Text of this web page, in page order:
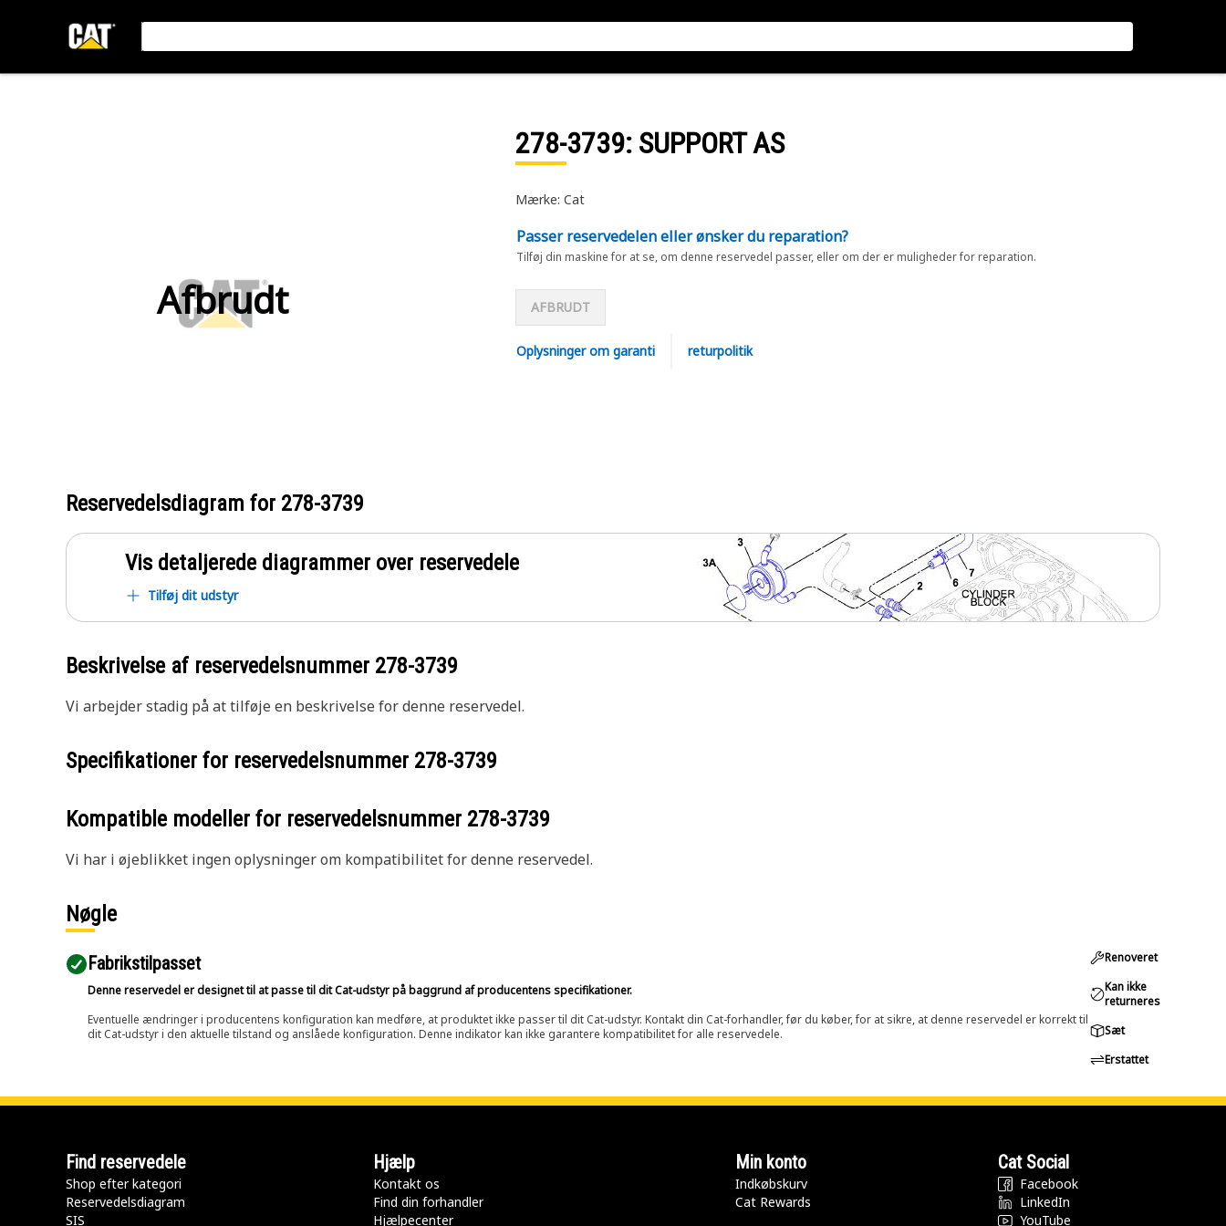
Afbrudt
278-3739: SUPPORT AS
Mærke: Cat
Passer reservedelen eller ønsker du reparation?
Tilføj din maskine for at se, om denne reservedel passer, eller om der er muligheder for reparation.
AFBRUDT
Oplysninger om garanti returpolitik
Reservedelsdiagram for 278-3739
Vis detaljerede diagrammer over reservedele
Tilføj dit udstyr
Beskrivelse af reservedelsnummer 278-3739
Vi arbejder stadig på at tilføje en beskrivelse for denne reservedel.
Specifikationer for reservedelsnummer 278-3739
Kompatible modeller for reservedelsnummer 278-3739
Vi har i øjeblikket ingen oplysninger om kompatibilitet for denne reservedel.
Nøgle
Fabrikstilpasset
Denne reservedel er designet til at passe til dit Cat-udstyr på baggrund af producentens specifikationer.
Eventuelle ændringer i producentens konfiguration kan medføre, at produktet ikke passer til dit Cat-udstyr. Kontakt din Cat-forhandler, før du køber, for at sikre, at denne reservedel er korrekt til
dit Cat-udstyr i den aktuelle tilstand og anslåede konfiguration. Denne indikator kan ikke garantere kompatibilitet for alle reservedele.
Renoveret
Kan ikke
returneres
Sæt
Erstattet
Find reservedele
Shop efter kategori
Reservedelsdiagram
SIS
Hjælp
Kontakt os
Find din forhandler
Hjælpecenter
Min konto
Indkøbskurv
Cat Rewards
Cat Social
Facebook
LinkedIn
YouTube